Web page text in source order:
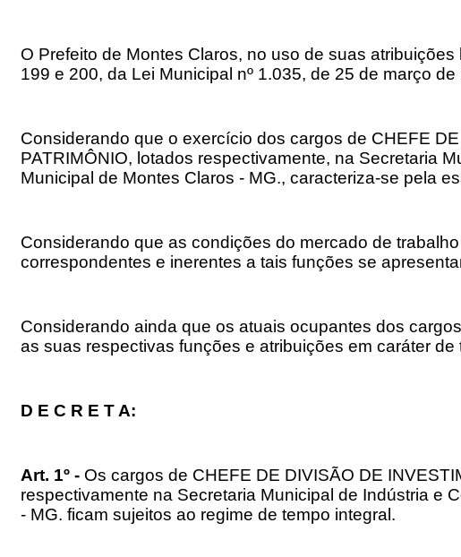
O Prefeito de Montes Claros, no uso de suas
199 e 200, da Lei Municipal nº 1.035, de 25 de março de
Considerando que o exercício dos cargos de CHEFE
PATRIMÔNIO, lotados respectivamente, na Secretaria
Municipal de Montes Claros - MG., caracteriza-se pela
Considerando que as condições do mercado de
correspondentes e inerentes a tais funções se
Considerando ainda que os atuais ocupantes dos
as suas respectivas funções e atribuições em caráter de
D E C R E T A:
Art. 1º - Os cargos de CHEFE DE DIVISÃO DE
respectivamente na Secretaria Municipal de Indústria e
- MG. ficam sujeitos ao regime de tempo integral.